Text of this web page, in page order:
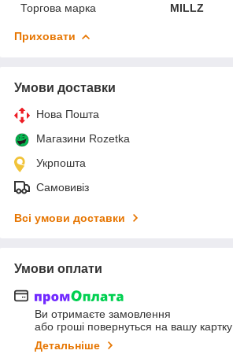
Торгова марка
MILLZ
Приховати
Умови доставки
Нова Пошта
Магазини Rozetka
Укрпошта
Самовивіз
Всі умови доставки
Умови оплати
Ви отримаєте замовлення
або гроші повернуться на вашу картку
Детальніше